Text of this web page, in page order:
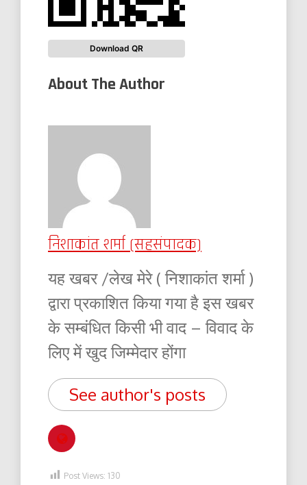
Download QR
About The Author
निशाकांत शर्मा (सहसंपादक)
यह खबर /लेख मेरे ( निशाकांत शर्मा )
द्वारा प्रकाशित किया गया है इस खबर
के सम्बंधित किसी भी वाद – विवाद के
लिए में खुद जिम्मेदार होंगा
See author's posts
Post Views: 130